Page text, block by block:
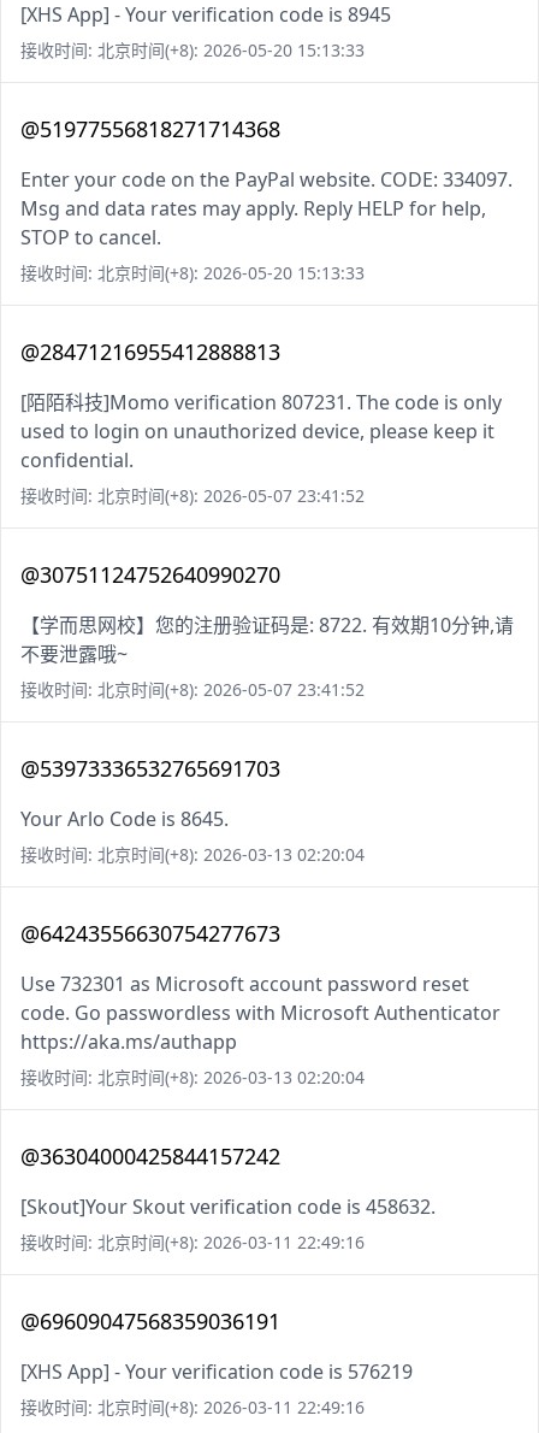
[XHS App] - Your verification code is 8945
接收时间: 北京时间(+8): 2026-05-20 15:13:33
@51977556818271714368
Enter your code on the PayPal website. CODE: 334097.
Msg and data rates may apply. Reply HELP for help,
STOP to cancel.
接收时间: 北京时间(+8): 2026-05-20 15:13:33
@28471216955412888813
[陌陌科技]Momo verification 807231. The code is only
used to login on unauthorized device, please keep it
confidential.
接收时间: 北京时间(+8): 2026-05-07 23:41:52
@30751124752640990270
【学而思网校】您的注册验证码是: 8722. 有效期10分钟,请
不要泄露哦~
接收时间: 北京时间(+8): 2026-05-07 23:41:52
@53973336532765691703
Your Arlo Code is 8645.
接收时间: 北京时间(+8): 2026-03-13 02:20:04
@64243556630754277673
Use 732301 as Microsoft account password reset
code. Go passwordless with Microsoft Authenticator
https://aka.ms/authapp
接收时间: 北京时间(+8): 2026-03-13 02:20:04
@36304000425844157242
[Skout]Your Skout verification code is 458632.
接收时间: 北京时间(+8): 2026-03-11 22:49:16
@69609047568359036191
[XHS App] - Your verification code is 576219
接收时间: 北京时间(+8): 2026-03-11 22:49:16